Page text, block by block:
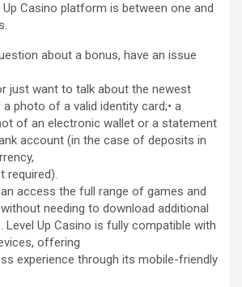
Up Casino platform is between one and
about a bonus, have an issue
just want to talk about the newest
a photo of a valid identity card;• a
of an electronic wallet or a statement
account (in the case of deposits in
required).
access the full range of games and
needing to download additional
Level Up Casino is fully compatible with
offering
experience through its mobile-friendly